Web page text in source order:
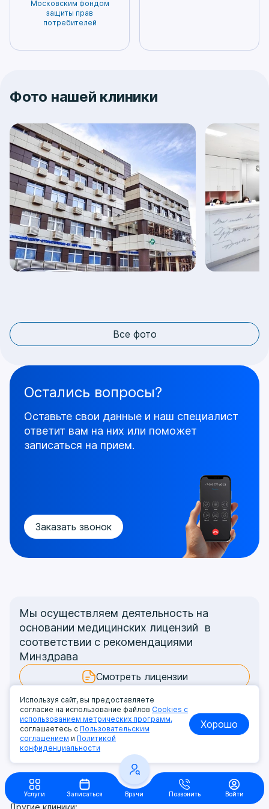
Московским фондом
защиты прав
потребителей
Фото нашей клиники
Все фото
Заказать звонок
Остались вопросы?
Оставьте свои данные и наш специалист
ответит вам на них или поможет
записаться на прием.
Мы осуществляем деятельность на
основании медицинских лицензий в
соответствии с рекомендациями
Минздрава
Смотреть лицензии
Контролирующим органам
Другие клиники:
Услуги Записаться Врачи Позвонить Войти
Используя сайт, вы предоставляете
согласие на использование файлов Cookies с
использованием метрических программ,
соглашаетесь с Пользовательским
соглашением и Политикой
конфиденциальности
Хорошо